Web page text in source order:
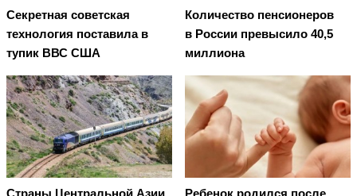
Секретная советская
технология поставила в
тупик ВВС США
Количество пенсионеров
в России превысило 40,5
миллиона
Страны Центральной Азии Ребенок родился после